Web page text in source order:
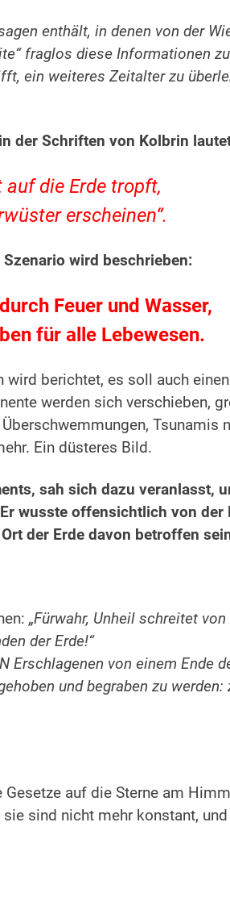
enthält, in denen von der
fraglos diese Informationen
ein weiteres Zeitalter zu
der Schriften von Kolbrin
auf die Erde tropft,
erscheinen“.
wird beschrieben:
Feuer und Wasser,
für alle Lebewesen.
wird berichtet, es soll auch
werden sich verschieben,
Tsunamis
Ein düsteres Bild.
sah sich dazu veranlasst,
wusste offensichtlich von der
der Erde davon betroffen
„Fürwahr, Unheil schreitet
der Erde!“
Erschlagenen von einem Ende
und begraben zu werden:
auf die Sterne am
sind nicht mehr konstant,